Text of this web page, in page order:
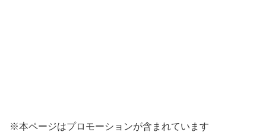
※本ページはプロモーションが含まれています